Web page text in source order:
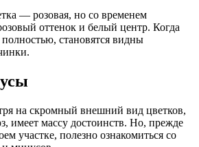
— розовая, но со временем
оттенок и белый центр. Когда
становятся видны
на скромный внешний вид цветков,
имеет массу достоинств. Но, прежде
участке, полезно ознакомиться со